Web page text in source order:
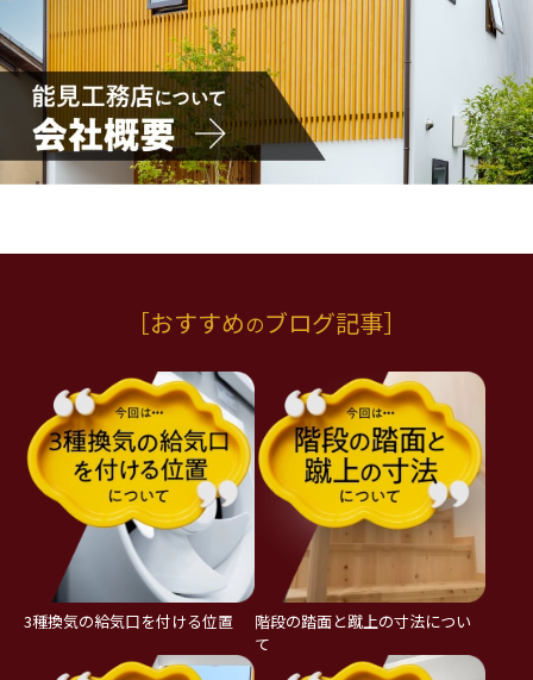
［おすすめのブログ記事］
3種換気の給気口を付ける位置
階段の踏面と蹴上の寸法につい
て